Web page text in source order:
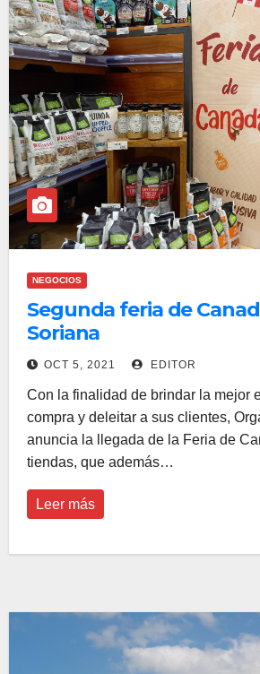
NEGOCIOS
Segunda feria de
Soriana
OCT 5, 2021 EDITOR
Con la finalidad de brindar la mejor
compra y deleitar a sus clientes,
anuncia la llegada de la Feria de
tiendas, que además…
Leer más